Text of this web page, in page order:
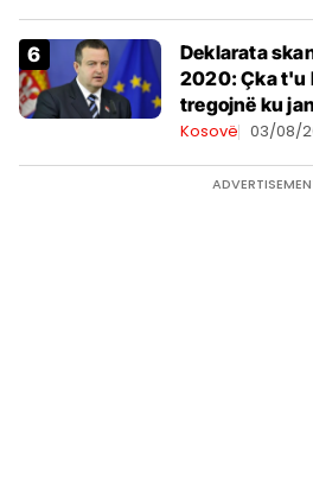
​Deklarata
2020: Çka t'u
tregojnë ku
në Serbi
Kosovë 03/08/